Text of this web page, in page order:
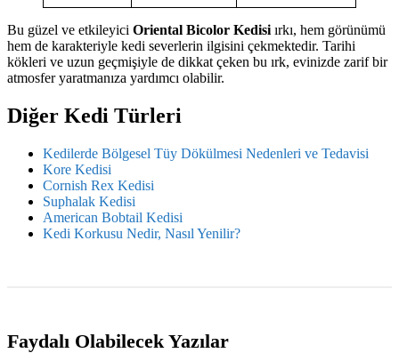
Bu güzel ve etkileyici Oriental Bicolor Kedisi ırkı, hem görünümü
hem de karakteriyle kedi severlerin ilgisini çekmektedir. Tarihi
kökleri ve uzun geçmişiyle de dikkat çeken bu ırk, evinizde zarif bir
atmosfer yaratmanıza yardımcı olabilir.
Diğer Kedi Türleri
Kedilerde Bölgesel Tüy Dökülmesi Nedenleri ve Tedavisi
Kore Kedisi
Cornish Rex Kedisi
Suphalak Kedisi
American Bobtail Kedisi
Kedi Korkusu Nedir, Nasıl Yenilir?
Faydalı Olabilecek Yazılar